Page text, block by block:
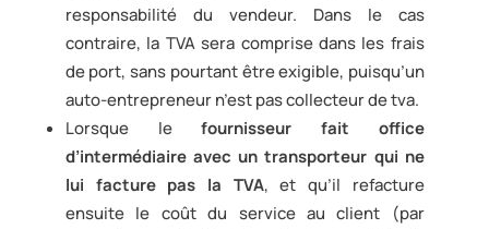
responsabilité du vendeur. Dans le cas
contraire, la TVA sera comprise dans les frais
de port, sans pourtant être exigible, puisqu’un
auto-entrepreneur n’est pas collecteur de tva.
Lorsque lefournisseur fait office
d’intermédiaire avec un transporteur qui ne
lui facture pas la TVA, et qu’il refacture
ensuite le coût du service au client (par